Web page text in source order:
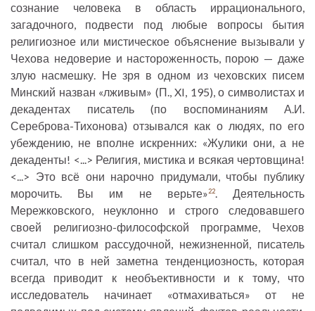
сознание человека в область иррационального,
загадочного, подвести под любые вопросы бытия
религиозное или мистическое объяснение вызывали у
Чехова недоверие и настороженность, порою — даже
злую насмешку. Не зря в одном из чеховских писем
Минский назван «лживым» (П., XI, 195), о символистах и
декадентах писатель (по воспоминаниям А.И.
Сереброва-Тихонова) отзывался как о людях, по его
убеждению, не вполне искренних: «Жулики они, а не
декаденты! <...> Религия, мистика и всякая чертовщина!
<...> Это всё они нарочно придумали, чтобы публику
морочить. Вы им не верьте»22. Деятельность
Мережковского, неуклонно и строго следовавшего
своей религиозно-философской программе, Чехов
считал слишком рассудочной, нежизненной, писатель
считал, что в ней заметна тенденциозность, которая
всегда приводит к необъективности и к тому, что
исследователь начинает «отмахиваться» от не